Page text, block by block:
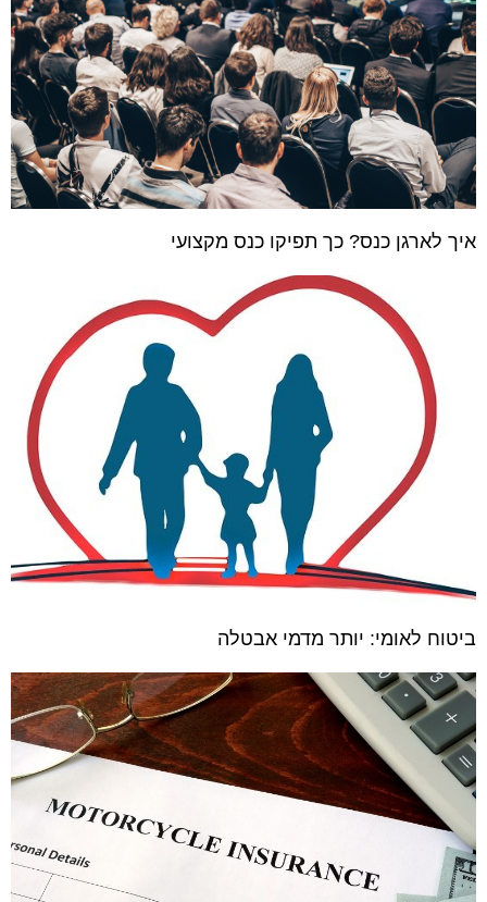
איך לארגן כנס? כך תפיקו כנס מקצועי
ביטוח לאומי: יותר מדמי אבטלה